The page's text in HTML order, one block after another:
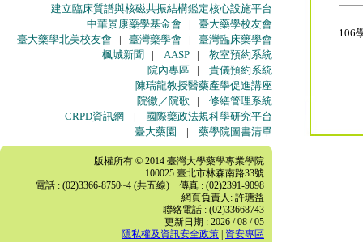
建立臨床質譜與核磁共振結構鑑定核心設施平台
中華景康藥學基金會 | 臺大藥學校友會
臺大藥學北美校友會 | 臺灣藥學會 | 臺灣臨床藥學會
楓城新聞 | AASP | 教室預約系統
院內專區 | 貴儀預約系統
陳瑞龍教授醫藥產學促進講座
院徽／院歌 | 修繕管理系統
CRPD資訊網 |
國際藥政法規科學研究平台
臺大藥園
| 藥學院圖書清單
版權所有 © 2014 臺灣大學藥學專業學院
100025 臺北市林森南路33號
電話 : (02)3366-8750~4 (共五線) 傳真 : (02)2391-9098
網頁負責人: 許瑭益
聯絡電話 : (02)33668743
更新日期 : 2026 / 08 / 05
隱私權及資訊安全政策
資安專區
106